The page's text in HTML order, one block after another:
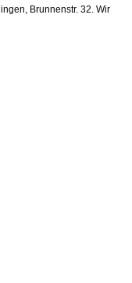
Brunnenstr. 32. Wir